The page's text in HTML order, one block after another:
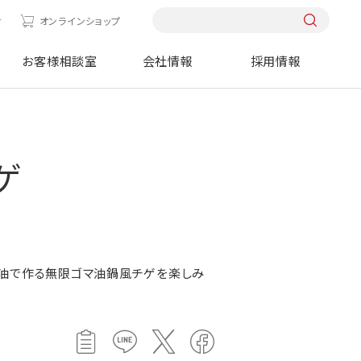
オンラインショップ
お客様相談室 会社情報 採用情報
で作る無限ゴマ油鍋風チゲを楽しみ